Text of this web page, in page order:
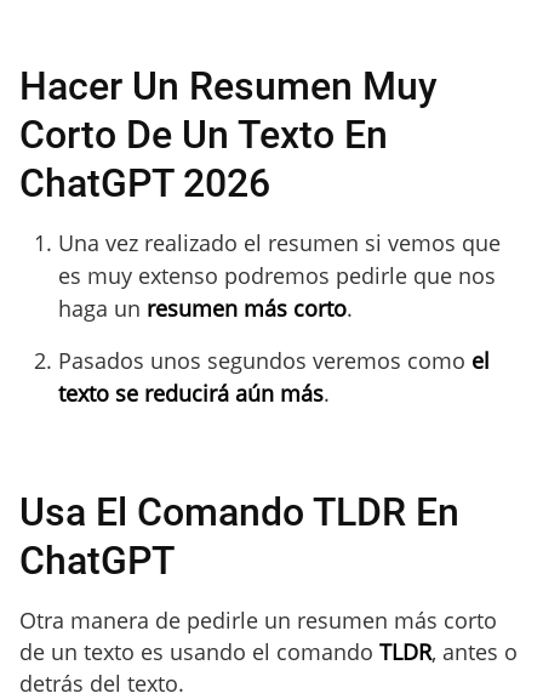
Hacer Un Resumen Muy
Corto De Un Texto En
ChatGPT 2026
Una vez realizado el resumen si vemos que
es muy extenso podremos pedirle que nos
haga un resumen más corto.
Pasados unos segundos veremos como el
texto se reducirá aún más.
Usa El Comando TLDR En
ChatGPT
Otra manera de pedirle un resumen más corto
de un texto es usando el comando TLDR, antes o
detrás del texto.